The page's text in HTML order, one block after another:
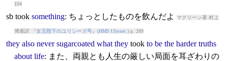
104
sb took something: ちょっとしたものを飲んだよ マクリーン著 村上
博基訳 『女王陛下のユリシーズ号』(HMS Ulysses) p. 289
they also never sugarcoated what they took to be the harder truths
about life: また、両親とも人生の厳しい局面を耳ざわりの